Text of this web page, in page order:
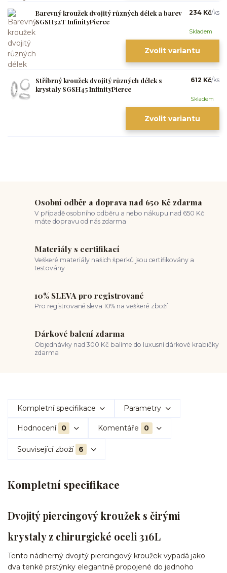
Barevný kroužek dvojitý různých délek a barev
SGSH32T InfinityPierce
234 Kč/ks
Skladem
Zvolit variantu
Stříbrný kroužek dvojitý různých délek s
krystaly SGSH45 InfinityPierce
612 Kč/ks
Skladem
Zvolit variantu
Osobní odběr a doprava nad 650 Kč zdarma
V případě osobního odběru a nebo nákupu nad 650 Kč
máte dopravu od nás zdarma
Materiály s certifikací
Veškeré materiály našich šperků jsou certifikovány a
testovány
10% SLEVA pro registrované
Pro registrované sleva 10% na veškeré zboží
Dárkové balení zdarma
Objednávky nad 300 Kč balíme do luxusní dárkové krabičky
zdarma
Kompletní specifikace Parametry
Hodnocení 0 Komentáře 0
Související zboží 6
Kompletní specifikace
Dvojitý piercingový kroužek s čirými
krystaly z chirurgické oceli 316L
Tento nádherný dvojitý piercingový kroužek vypadá jako
dva tenké prstýnky elegantně propojené do jednoho